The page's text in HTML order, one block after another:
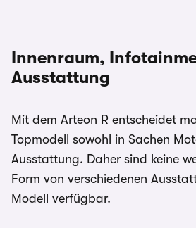
Innenraum,
Ausstattung
Mit dem Arteon R entscheidet
Topmodell sowohl in Sachen
Ausstattung. Daher sind keine
Form von verschiedenen
Modell verfügbar.